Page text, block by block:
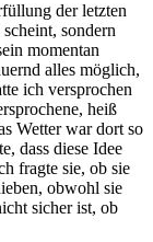
der letzten
sondern
momentan
alles möglich,
ich versprochen
heiß
Wetter war dort so
dass diese Idee
fragte sie, ob sie
obwohl sie
sicher ist, ob